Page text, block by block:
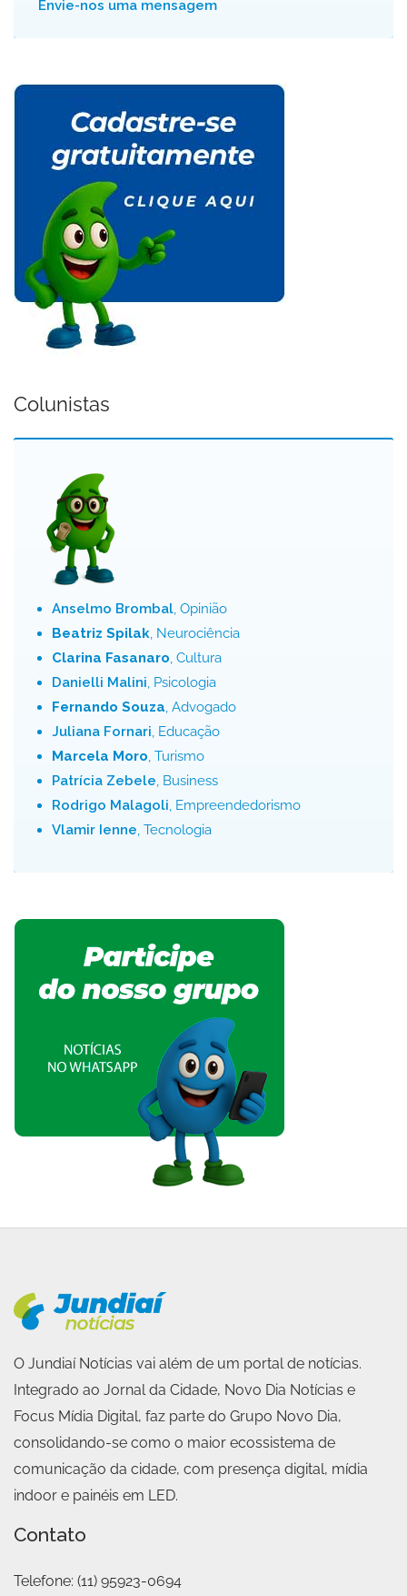
Envie-nos uma mensagem
Colunistas
Anselmo Brombal, Opinião
Beatriz Spilak, Neurociência
Clarina Fasanaro, Cultura
Danielli Malini, Psicologia
Fernando Souza, Advogado
Juliana Fornari, Educação
Marcela Moro, Turismo
Patrícia Zebele, Business
Rodrigo Malagoli, Empreendedorismo
Vlamir Ienne, Tecnologia
O Jundiaí Notícias vai além de um portal de notícias.
Integrado ao Jornal da Cidade, Novo Dia Notícias e
Focus Mídia Digital, faz parte do Grupo Novo Dia,
consolidando-se como o maior ecossistema de
comunicação da cidade, com presença digital, mídia
indoor e painéis em LED.
Contato
Telefone: (11) 95923-0694